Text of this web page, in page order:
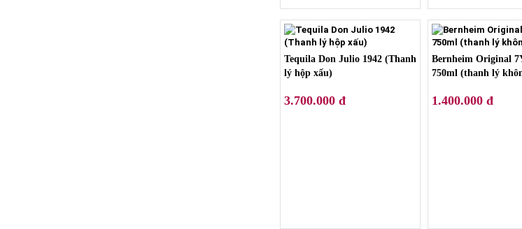
Tequila Don Julio 1942 (Thanh
lý hộp xấu)
3.700.000 đ
Bernheim Original
750ml (thanh lý
1.400.000 đ